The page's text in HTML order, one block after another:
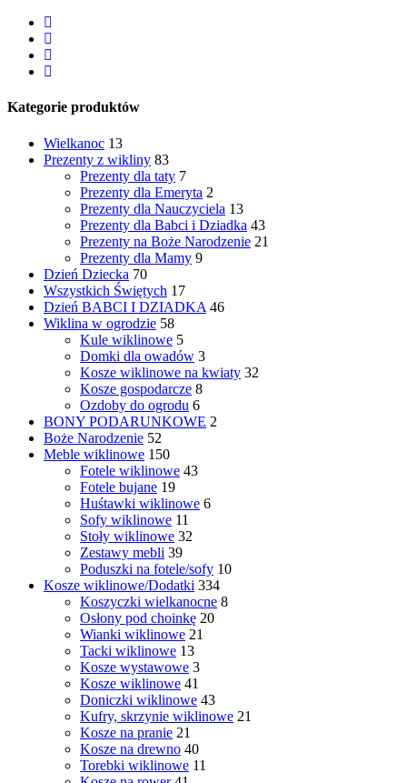
facebook
pinterest
youtube
instagram
Kategorie produktów
Wielkanoc 13
Prezenty z wikliny 83
Prezenty dla taty 7
Prezenty dla Emeryta 2
Prezenty dla Nauczyciela 13
Prezenty dla Babci i Dziadka 43
Prezenty na Boże Narodzenie 21
Prezenty dla Mamy 9
Dzień Dziecka 70
Wszystkich Świętych 17
Dzień BABCI I DZIADKA 46
Wiklina w ogrodzie 58
Kule wiklinowe 5
Domki dla owadów 3
Kosze wiklinowe na kwiaty 32
Kosze gospodarcze 8
Ozdoby do ogrodu 6
BONY PODARUNKOWE 2
Boże Narodzenie 52
Meble wiklinowe 150
Fotele wiklinowe 43
Fotele bujane 19
Huśtawki wiklinowe 6
Sofy wiklinowe 11
Stoły wiklinowe 32
Zestawy mebli 39
Poduszki na fotele/sofy 10
Kosze wiklinowe/Dodatki 334
Koszyczki wielkanocne 8
Osłony pod choinkę 20
Wianki wiklinowe 21
Tacki wiklinowe 13
Kosze wystawowe 3
Kosze wiklinowe 41
Doniczki wiklinowe 43
Kufry, skrzynie wiklinowe 21
Kosze na pranie 21
Kosze na drewno 40
Torebki wiklinowe 11